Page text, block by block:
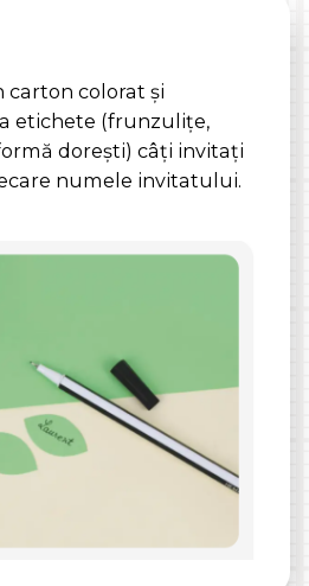
carton colorat și
etichete (frunzulițe,
dorești) câți invitați
numele invitatului.